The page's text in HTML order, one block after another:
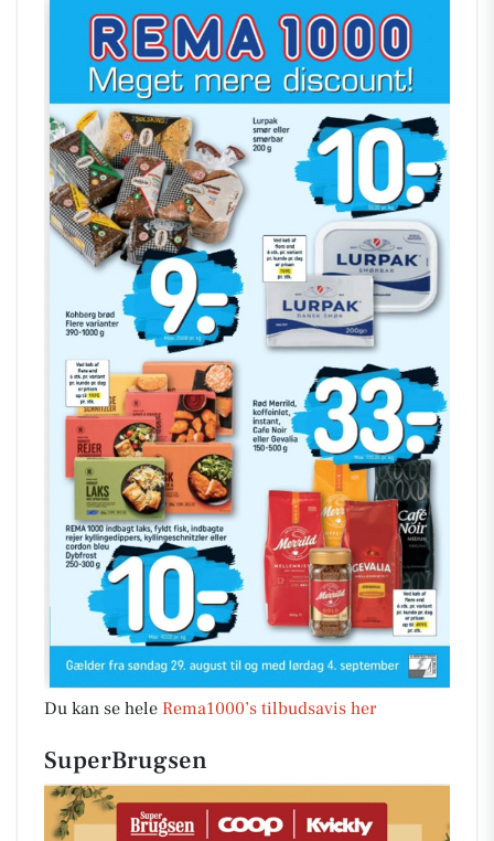
Du kan se hele Rema1000’s tilbudsavis her
SuperBrugsen